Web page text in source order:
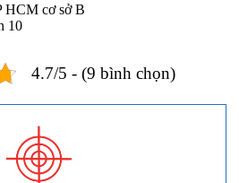
HCM cơ sở B
10
4.7/5 - (9 bình chọn)